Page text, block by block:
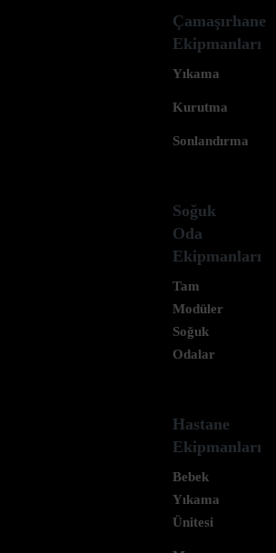
Çamaşırhane
Ekipmanları
Yıkama
Kurutma
Sonlandırma
Soğuk
Oda
Ekipmanları
Tam
Modüler
Soğuk
Odalar
Hastane
Ekipmanları
Bebek
Yıkama
Ünitesi
Ortadan
Sığ Tip Yer
VYI-YOSM3-5030
metoduyla kaynatılmış olup sızdırmaz
bulunmaktadır. Gider tavasına
gelmesini önleyici yapıdadır. Sifon üzerinde
süzgeç bulunmaktadır.